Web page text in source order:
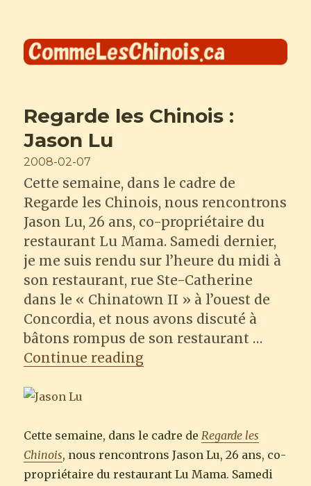
Comme les Chinois
Regarde les Chinois :
Jason Lu
Posted
on
2008-02-07
Cette semaine, dans le cadre de
Regarde les Chinois, nous rencontrons
Jason Lu, 26 ans, co-propriétaire du
restaurant Lu Mama. Samedi dernier,
je me suis rendu sur l’heure du midi à
son restaurant, rue Ste-Catherine
dans le « Chinatown II » à l’ouest de
Concordia, et nous avons discuté à
bâtons rompus de son restaurant …
Continue reading“Regarde les Chinois :
Cette semaine, dans le cadre deRegarde les
Chinois, nous rencontrons Jason Lu, 26 ans, co-
propriétaire du restaurant Lu Mama. Samedi